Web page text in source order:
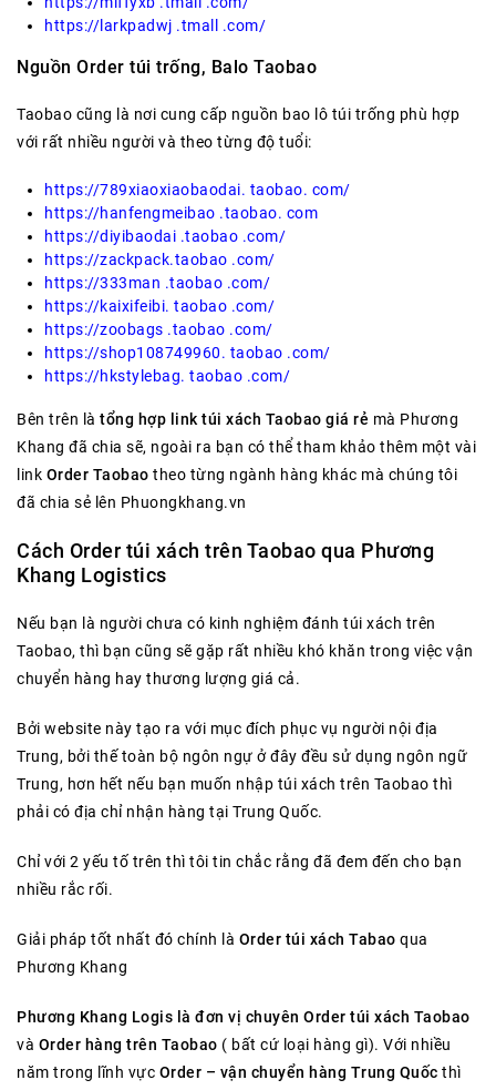
https://larkpadwj .tmall .com/
Nguồn Order túi trống, Balo Taobao
Taobao cũng là nơi cung cấp nguồn bao lô túi trống phù hợp
với rất nhiều người và theo từng độ tuổi:
https://789xiaoxiaobaodai. taobao. com/
https://hanfengmeibao .taobao. com
https://diyibaodai .taobao .com/
https://zackpack.taobao .com/
https://333man .taobao .com/
https://kaixifeibi. taobao .com/
https://zoobags .taobao .com/
https://shop108749960. taobao .com/
https://hkstylebag. taobao .com/
Bên trên là tổng hợp link túi xách Taobao giá rẻ mà Phương
Khang đã chia sẽ, ngoài ra bạn có thể tham khảo thêm một vài
link Order Taobao theo từng ngành hàng khác mà chúng tôi
đã chia sẻ lên Phuongkhang.vn
Cách Order túi xách trên Taobao qua Phương
Khang Logistics
Nếu bạn là người chưa có kinh nghiệm đánh túi xách trên
Taobao, thì bạn cũng sẽ gặp rất nhiều khó khăn trong việc vận
chuyển hàng hay thương lượng giá cả.
Bởi website này tạo ra với mục đích phục vụ người nội địa
Trung, bởi thế toàn bộ ngôn ngự ở đây đều sử dụng ngôn ngữ
Trung, hơn hết nếu bạn muốn nhập túi xách trên Taobao thì
phải có địa chỉ nhận hàng tại Trung Quốc.
Chỉ với 2 yếu tố trên thì tôi tin chắc rằng đã đem đến cho bạn
nhiều rắc rối.
Giải pháp tốt nhất đó chính là Order túi xách Tabao qua
Phương Khang
Phương Khang Logis là đơn vị chuyên Order túi xách Taobao
và Order hàng trên Taobao ( bất cứ loại hàng gì). Với nhiều
năm trong lĩnh vực Order – vận chuyển hàng Trung Quốc thì